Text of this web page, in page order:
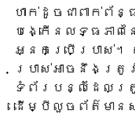
ហាក់ដូចជាពាក់
បង្កើនលទ្ធភា
អ្នកប្រើប្រាស់។
ប្រាស់អាចនឹងត្រូ
ទំព័របន្លំដែលត្រូ
ដើម្បីលួចព័ត៌មាន